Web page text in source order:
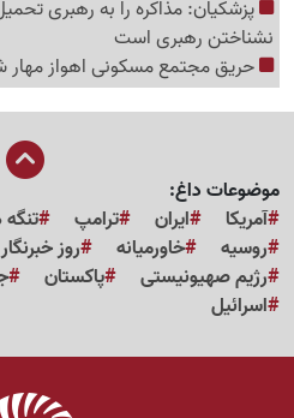
پزشکیان: مذاکره را به رهبری
نشناختن رهبری است
حریق مجتمع مسکونی اهواز مهار
موضوعات داغ:
آمریکا
ایران ترامپ
روسیه
خاورمیانه روز خبرنگار
رژیم صهیونیستی
پاکستان
اسرائیل